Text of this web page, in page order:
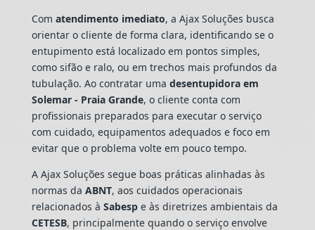
Com atendimento imediato, a Ajax Soluções busca
orientar o cliente de forma clara, identificando se o
entupimento está localizado em pontos simples,
como sifão e ralo, ou em trechos mais profundos da
tubulação. Ao contratar uma desentupidora em
Solemar - Praia Grande, o cliente conta com
profissionais preparados para executar o serviço
com cuidado, equipamentos adequados e foco em
evitar que o problema volte em pouco tempo.
A Ajax Soluções segue boas práticas alinhadas às
normas da ABNT, aos cuidados operacionais
relacionados à Sabespe às diretrizes ambientais da
CETESB, principalmente quando o serviço envolve